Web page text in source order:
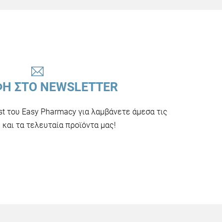
ΣΤΟ NEWSLETTER
του Easy Pharmacy για λαμβάνετε άμεσα τις
τα τελευταία προϊόντα μας!